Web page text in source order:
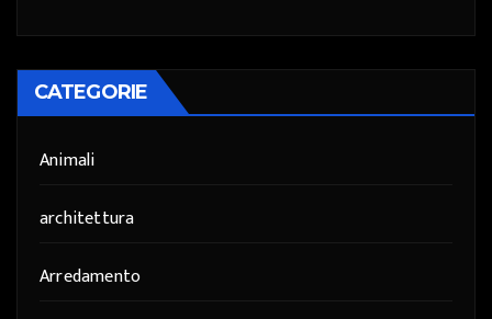
CATEGORIE
Animali
architettura
Arredamento